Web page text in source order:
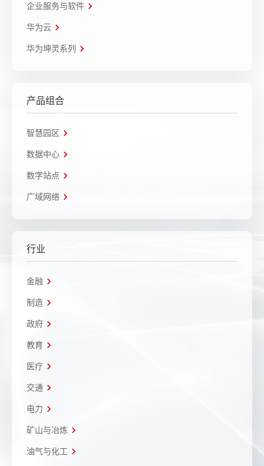
企业服务与软件
华为云
华为坤灵系列
产品组合
智慧园区
数据中心
数字站点
广域网络
行业
金融
制造
政府
教育
医疗
交通
电力
矿山与冶炼
油气与化工